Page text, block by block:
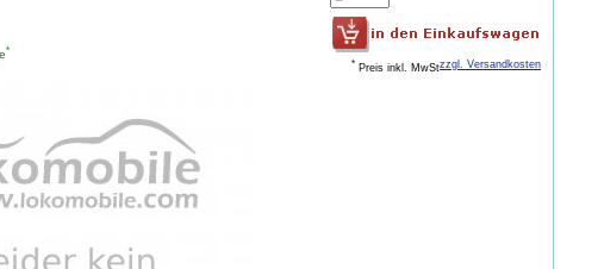
*
* Preis inkl. MwStzzgl. Versandkosten